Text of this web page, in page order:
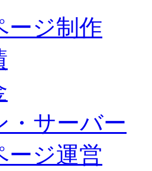
ージ制作
・サーバー
ージ運営